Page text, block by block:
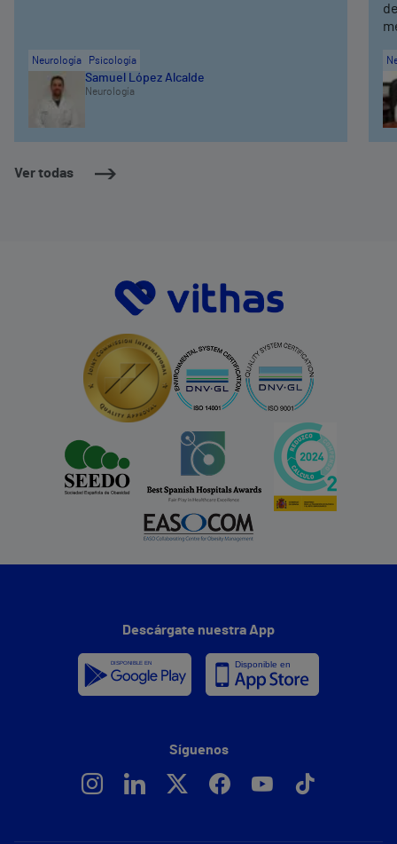
Ver todas
Neurología Psicología
Samuel López Alcalde
Neurología
Descárgate nuestra App
Síguenos